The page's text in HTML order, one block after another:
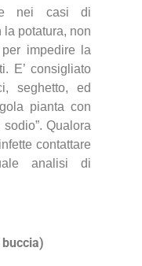
nei casi di
potatura, non
impedire la
E’ consigliato
seghetto, ed
pianta con
Qualora
contattare
analisi di
)